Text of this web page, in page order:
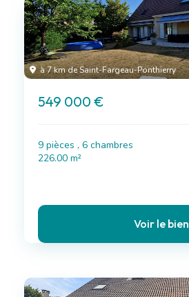
à 7 km de Saint-Fargeau-Ponthierry
549 000 €
9 pièces , 6 chambres
226.00 m²
Voir le bien